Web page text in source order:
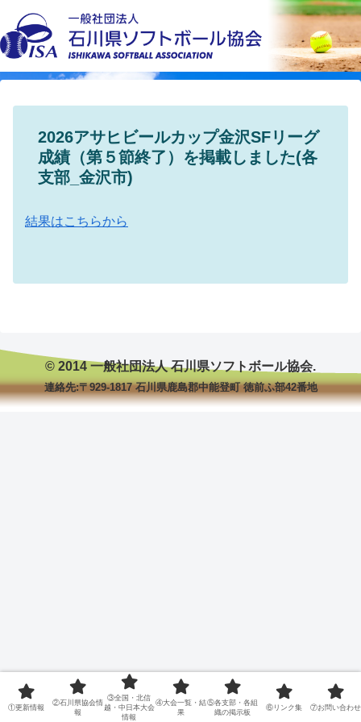
2026アサヒビールカップ金沢SFリーグ
成績（第５節終了）を掲載しました(各
支部_金沢市)
結果はこちらから
© 2014 一般社団法人 石川県ソフトボール協会.
連絡先:〒929-1817 石川県鹿島郡中能登町 徳前ふ部42番地
①更新情報
②石川県協会情
報
③全国・北信
越・中日本大会
情報
④大会一覧・結
果
⑤各支部・各組
織の掲示板
⑥リンク集 ⑦お問い合わせ